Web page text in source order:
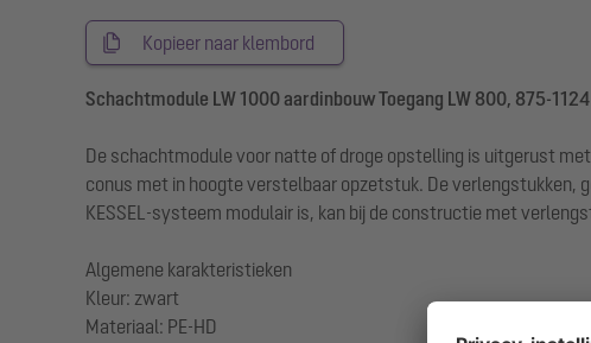
Kopieer naar klembord
Schachtmodule LW 1000 aardinbouw Toegang LW 800, 875-
De schachtmodule voor natte of droge opstelling is uitgerust met
conus met in hoogte verstelbaar opzetstuk. De verlengstukken,
KESSEL-systeem modulair is, kan bij de constructie met
Algemene karakteristieken
Kleur: zwart
Materiaal: PE-HD